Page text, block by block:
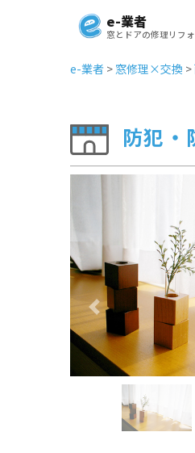
e-業者
窓とドアの修理リフ
e-業者 > 窓修理×交換 >
防犯・
Previous